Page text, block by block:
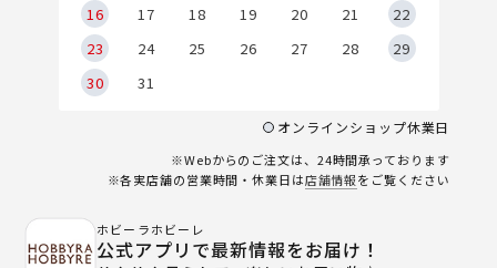
16
17 18 19 20 21
22
23
24 25 26 27 28
29
30
31
オンラインショップ休業日
※Webからのご注文は、24時間承っております
※各実店舗の営業時間・休業日は店舗情報をご覧ください
ホビーラホビーレ
公式アプリで最新情報をお届け！